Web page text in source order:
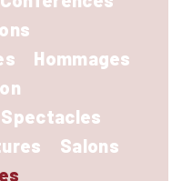
LECTURES
DU FESTIVAL
Hommages
Salons